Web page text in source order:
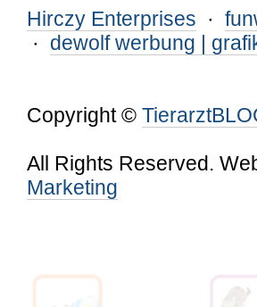
Hirczy Enterprises ·
· dewolf werbung |
Copyright ©
All Rights Reserved.
Marketing